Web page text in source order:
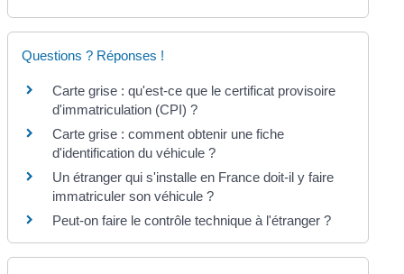
Questions ? Réponses !
Carte grise : qu'est-ce que le certificat provisoire
d'immatriculation (CPI) ?
Carte grise : comment obtenir une fiche
d'identification du véhicule ?
Un étranger qui s'installe en France doit-il y faire
immatriculer son véhicule ?
Peut-on faire le contrôle technique à l'étranger ?